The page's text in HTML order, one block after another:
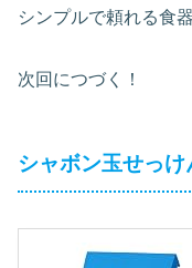
シンプルで頼れる食
次回につづく！
シャボン玉せっけ